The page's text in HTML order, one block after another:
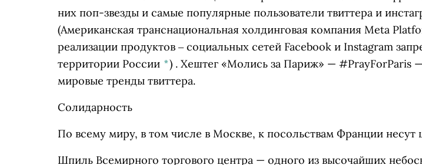
них поп-звезды и самые популярные пользователи твиттера и
(Американская транснациональная холдинговая компания Meta
реализации продуктов ‒ социальных сетей Facebook и Instagram
территории России *) . Хештег «Молись за Париж» — #PrayForParis
мировые тренды твиттера.
Солидарность
По всему миру, в том числе в Москве, к посольствам Франции несут
Шпиль Всемирного торгового центра — одного из высочайших